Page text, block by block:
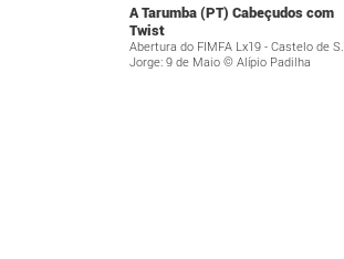
A Tarumba (PT) Cabeçudos com
Twist
Abertura do FIMFA Lx19 - Castelo de S.
Jorge: 9 de Maio © Alípio Padilha